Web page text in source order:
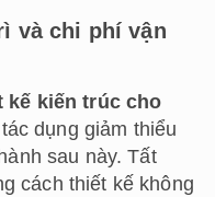
và chi phí vận
kế kiến trúc cho
dụng giảm thiểu
sau này. Tất
cách thiết kế không